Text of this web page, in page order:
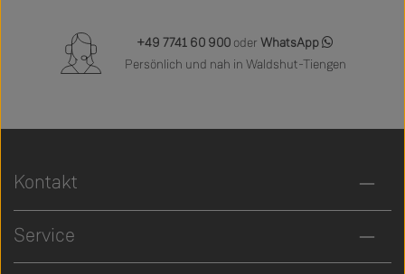
+49 7741 60 900 oder WhatsApp
Persönlich und nah in Waldshut-Tiengen
Kontakt
Service